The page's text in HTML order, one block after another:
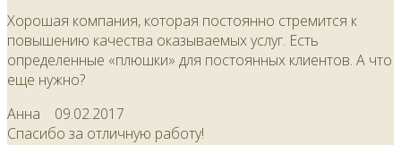
Хорошая компания, которая постоянно стремится к
повышению качества оказываемых услуг. Есть
определенные «плюшки» для постоянных клиентов. А что
еще нужно?
Анна 09.02.2017
Спасибо за отличную работу!